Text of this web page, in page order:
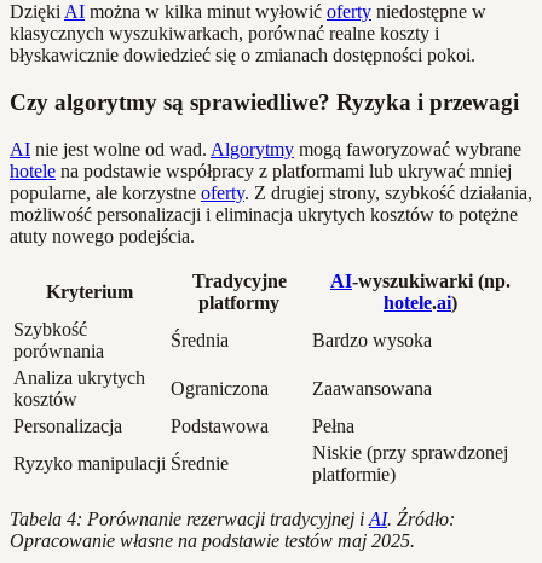
DziękiAI można w kilka minut wyłowić oferty niedostępne w
klasycznych wyszukiwarkach, porównać realne koszty i
błyskawicznie dowiedzieć się o zmianach dostępności pokoi.
Czy algorytmy są sprawiedliwe? Ryzyka i przewagi
AI nie jest wolne od wad. Algorytmy mogą faworyzować wybrane
hotele na podstawie współpracy z platformami lub ukrywać mniej
popularne, ale korzystne oferty. Z drugiej strony, szybkość działania,
możliwość personalizacji i eliminacja ukrytych kosztów to potężne
atuty nowego podejścia.
Kryterium
Tradycyjne
platformy
AI-wyszukiwarki (np.
hotele.ai)
Szybkość
porównania
Średnia
Bardzo wysoka
Analiza ukrytych
kosztów
Ograniczona
Zaawansowana
Personalizacja
Podstawowa
Pełna
Ryzyko manipulacji Średnie
Niskie (przy sprawdzonej
platformie)
Tabela 4: Porównanie rezerwacji tradycyjnej i AI. Źródło:
Opracowanie własne na podstawie testów maj 2025.